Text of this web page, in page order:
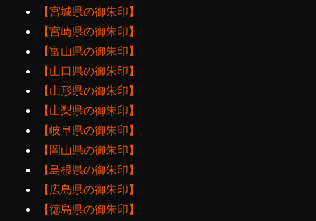
【宮城県の御朱印】
【宮崎県の御朱印】
【富山県の御朱印】
【山口県の御朱印】
【山形県の御朱印】
【山梨県の御朱印】
【岐阜県の御朱印】
【岡山県の御朱印】
【島根県の御朱印】
【広島県の御朱印】
【徳島県の御朱印】